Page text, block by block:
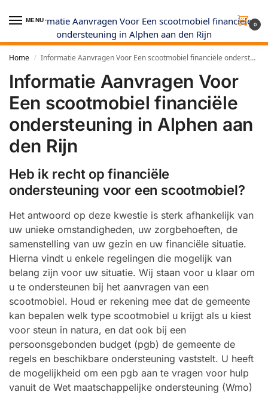
MENU
0
Home / Informatie Aanvragen Voor Een scootmobiel financiële ondersteuning in Alphen aan den Rijn
Informatie Aanvragen Voor
Een scootmobiel financiële
ondersteuning in Alphen aan
den Rijn
Heb ik recht op financiële
ondersteuning voor een scootmobiel?
Het antwoord op deze kwestie is sterk afhankelijk van
uw unieke omstandigheden, uw zorgbehoeften, de
samenstelling van uw gezin en uw financiële situatie.
Hierna vindt u enkele regelingen die mogelijk van
belang zijn voor uw situatie. Wij staan voor u klaar om
u te ondersteunen bij het aanvragen van een
scootmobiel. Houd er rekening mee dat de gemeente
kan bepalen welk type scootmobiel u krijgt als u kiest
voor steun in natura, en dat ook bij een
persoonsgebonden budget (pgb) de gemeente de
regels en beschikbare ondersteuning vaststelt. U heeft
de mogelijkheid om een pgb aan te vragen voor hulp
vanuit de Wet maatschappelijke ondersteuning (Wmo)